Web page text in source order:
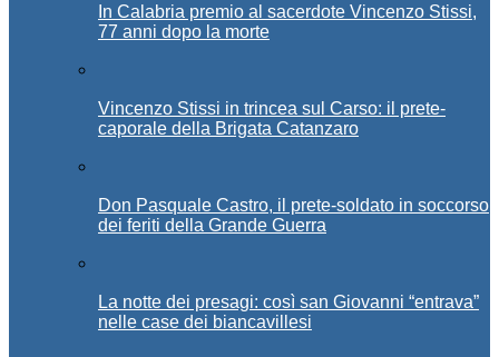
In Calabria premio al sacerdote Vincenzo Stissi,
77 anni dopo la morte
Vincenzo Stissi in trincea sul Carso: il prete-
caporale della Brigata Catanzaro
Don Pasquale Castro, il prete-soldato in soccorso
dei feriti della Grande Guerra
La notte dei presagi: così san Giovanni “entrava”
nelle case dei biancavillesi